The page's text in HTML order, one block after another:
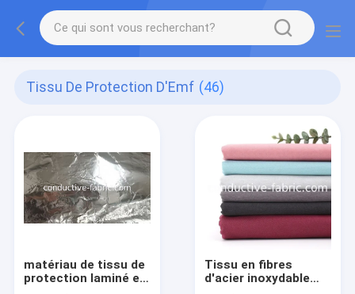
Tissu De Protection D'Emf (46)
matériau de tissu de
protection laminé en
Tissu en fibres
d'acier inoxydable